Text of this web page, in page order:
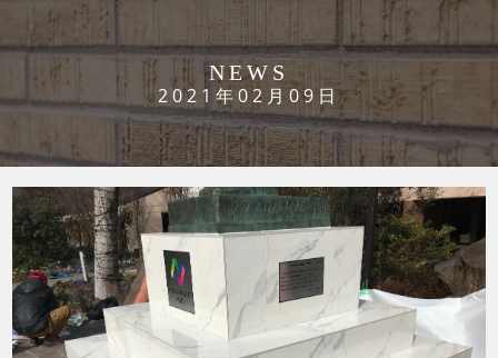
NEWS
2021年02月09日